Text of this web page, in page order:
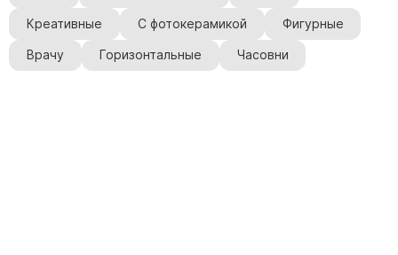
Креативные С фотокерамикой Фигурные
Врачу Горизонтальные Часовни